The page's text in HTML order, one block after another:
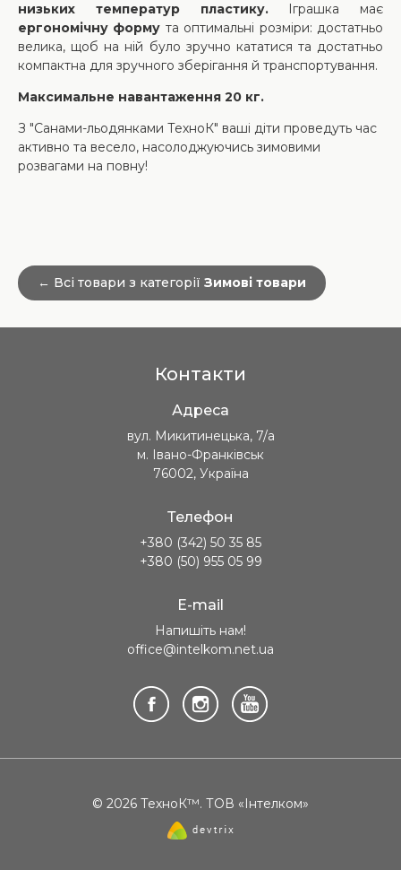
низьких температур пластику.Іграшка має
ергономічну форму та оптимальні розміри: достатньо
велика, щоб на ній було зручно кататися та достатньо
компактна для зручного зберігання й транспортування.
Максимальне навантаження 20 кг.
З "Санами-льодянками ТехноК" ваші діти проведуть час
активно та весело, насолоджуючись зимовими
розвагами на повну!
← Всі товари з категорії Зимові товари
Контакти
Адреса
вул. Микитинецька, 7/а
м. Івано-Франківськ
76002, Україна
Телефон
+380 (342) 50 35 85
+380 (50) 955 05 99
E-mail
Напишіть нам!
office@intelkom.net.ua
© 2026 ТехноК™. ТОВ «Інтелком»
Створення